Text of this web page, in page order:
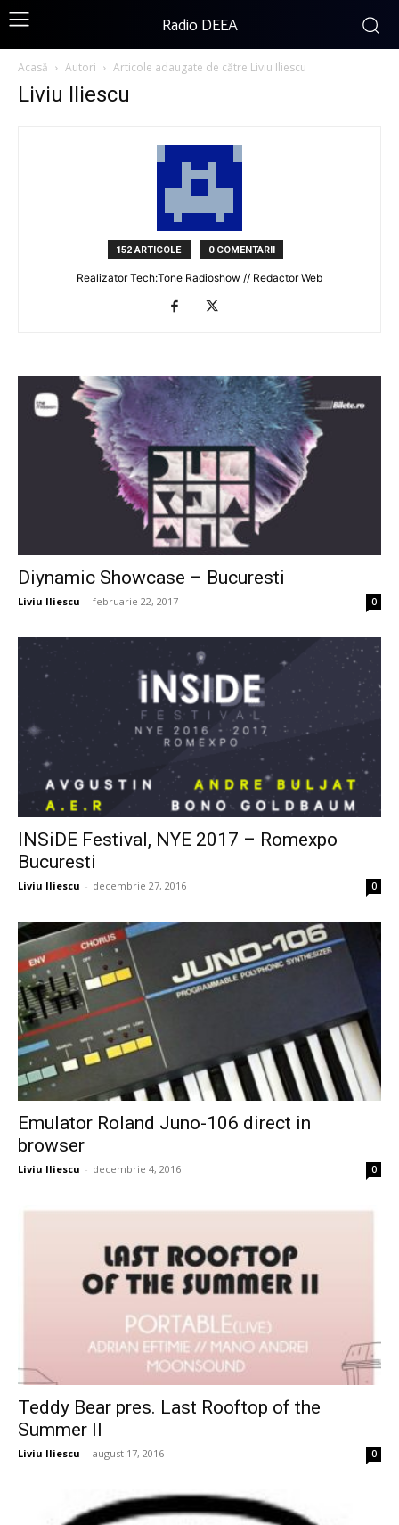
Radio DEEA
Acasă Autori Articole adaugate de către Liviu Iliescu
Liviu Iliescu
152 ARTICOLE 0 COMENTARII
Realizator Tech:Tone Radioshow // Redactor Web
Diynamic Showcase – Bucuresti
Liviu Iliescu - februarie 22, 2017 0
INSiDE Festival, NYE 2017 – Romexpo
Bucuresti
Liviu Iliescu - decembrie 27, 2016 0
Emulator Roland Juno-106 direct in
browser
Liviu Iliescu - decembrie 4, 2016 0
Teddy Bear pres. Last Rooftop of the
Summer II
Liviu Iliescu - august 17, 2016 0